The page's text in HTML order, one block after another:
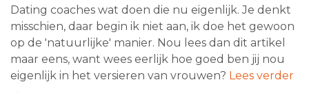
Dating coaches wat doen die nu eigenlijk. Je denkt
misschien, daar begin ik niet aan, ik doe het gewoon
op de 'natuurlijke' manier. Nou lees dan dit artikel
maar eens, want wees eerlijk hoe goed ben jij nou
eigenlijk in het versieren van vrouwen? Lees verder